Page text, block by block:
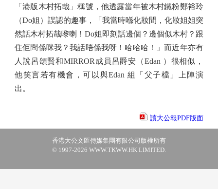
「港版木村拓哉」稱號，他透露當年被木村鐵粉鄭裕玲
（Do姐）誤認的趣事，「我當時喺化妝間，化妝姐姐突
然話木村拓哉嚟喇！Do姐即刻話邊個？邊個似木村？跟
住佢問係咪我？我話唔係我呀！哈哈哈！」而近年亦有
人說呂頌賢和MIRROR成員呂爵安（Edan ）很相似，
他笑言若有機會，可以與Edan 組「父子檔」上陣演
出。
讀大公報PDF版面
香港大公文匯傳媒集團有限公司版權所有
© 1997-2026 WWW.TKWW.HK LIMITED.